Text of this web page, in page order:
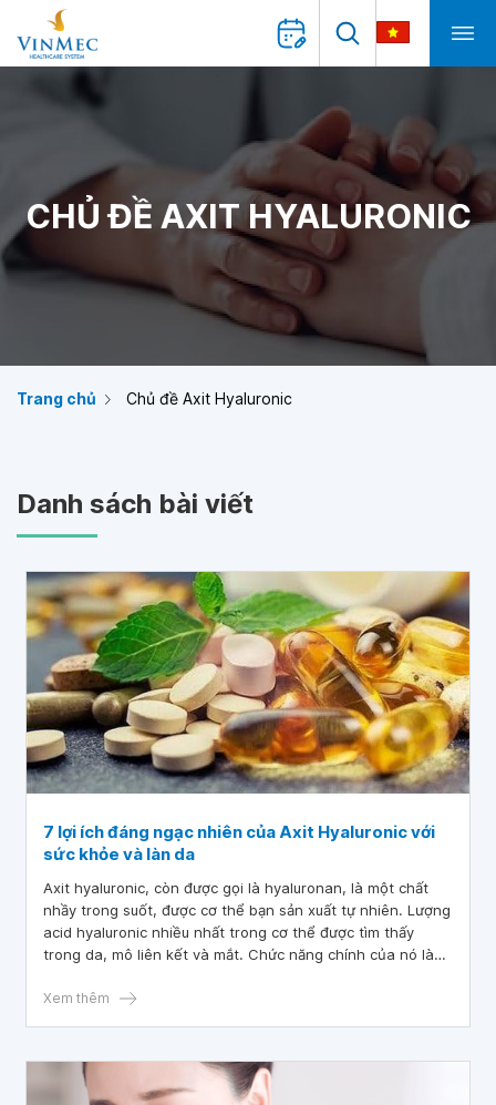
CHỦ ĐỀ AXIT HYALURONIC
Trang chủ Chủ đề Axit Hyaluronic
Danh sách bài viết
7 lợi ích đáng ngạc nhiên của Axit Hyaluronic với
sức khỏe và làn da
Axit hyaluronic, còn được gọi là hyaluronan, là một chất
nhầy trong suốt, được cơ thể bạn sản xuất tự nhiên. Lượng
acid hyaluronic nhiều nhất trong cơ thể được tìm thấy
trong da, mô liên kết và mắt. Chức năng chính của nó là
trơn tốt. Axit hyaluronic có nhiều cách sử dụng.
Xem thêm